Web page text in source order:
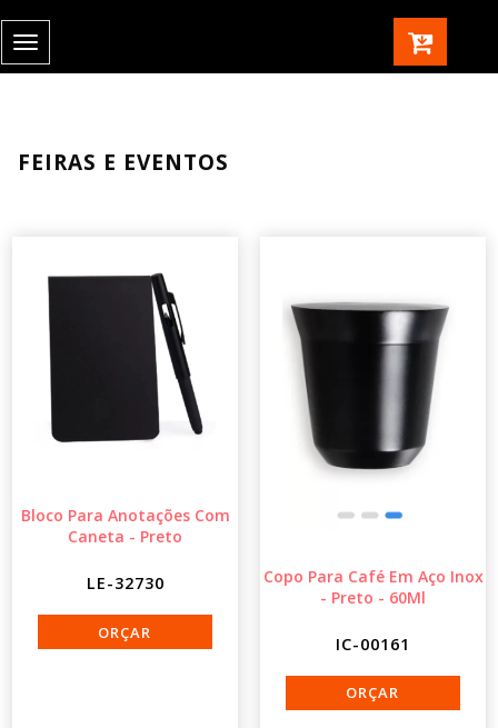
Toggle
navigation
FEIRAS E EVENTOS
Bloco Para Anotações Com
Caneta - Preto
LE-32730
Copo Para Café Em Aço Inox
- Preto - 60Ml
IC-00161